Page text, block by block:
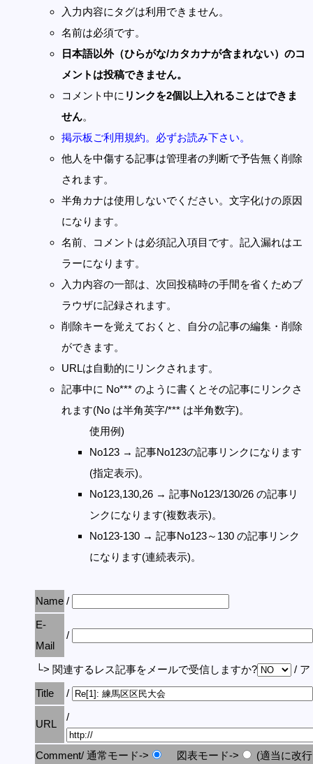
入力内容にタグは利用できません。
名前は必須です。
日本語以外（ひらがな/カタカナが含まれない）のコ
メントは投稿できません。
コメント中に リンクを2個以上入れることはできま
せん。
掲示板ご利用規約。必ずお読み下さい。
他人を中傷する記事は管理者の判断で予告無く削除
されます。
半角カナは使用しないでください。文字化けの原因
になります。
名前、コメントは必須記入項目です。記入漏れはエ
ラーになります。
入力内容の一部は、次回投稿時の手間を省くためブ
ラウザに記録されます。
削除キーを覚えておくと、自分の記事の編集・削除
ができます。
URLは自動的にリンクされます。
記事中に No*** のように書くとその記事にリンクさ
れます(No は半角英字/*** は半角数字)。
使用例)
No123 → 記事No123の記事リンクになります
(指定表示)。
No123,130,26 → 記事No123/130/26 の記事リ
ンクになります(複数表示)。
No123-130 → 記事No123～130 の記事リンク
になります(連続表示)。
Name /
E-
Mail
/
└> 関連するレス記事をメールで受信しますか?
/ ア
Title
/
URL
/
Comment/ 通常モード-> 図表モード-> (適当に改